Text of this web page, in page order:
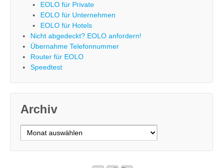
EOLO für Private
EOLO für Unternehmen
EOLO für Hotels
Nicht abgedeckt? EOLO anfordern!
Übernahme Telefonnummer
Router für EOLO
Speedtest
Archiv
Archiv